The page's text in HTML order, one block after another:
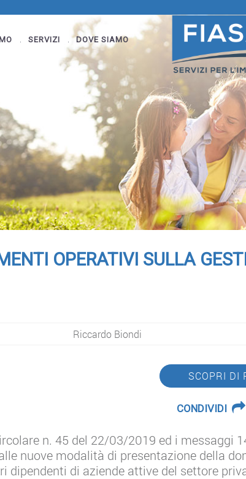
SERVIZI DOVE SIAMO
OPERATIVI SULLA
Riccardo Biondi
SCOPRI DI
CONDIVIDI
n. 45 del 22/03/2019 ed i messaggi
nuove modalità di presentazione della
dipendenti di aziende attive del settore